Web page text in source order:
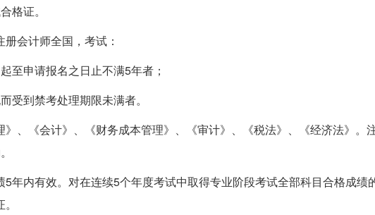
格证。
会计师全国，考试：
至申请报名之日止不满5年者；
受到禁考处理期限未满者。
、《会计》、《财务成本管理》、《审计》、《税法》、《经济法》。
年内有效。对在连续5个年度考试中取得专业阶段考试全部科目合格成绩